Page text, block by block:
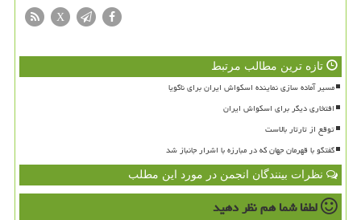
X
تازه ترین مطالب مرتبط
مسیر آماده سازی نماینده اسکواش ایران برای ناگویا
افتخاری دیگر برای اسکواش ایران
توقع از تارتار بالاست
گفتگو با قهرمان جهان که در مبارزه با اشرار جانباز شد
نظرات بینندگان انجمن در مورد این مطلب
لطفا شما همنظر دهید